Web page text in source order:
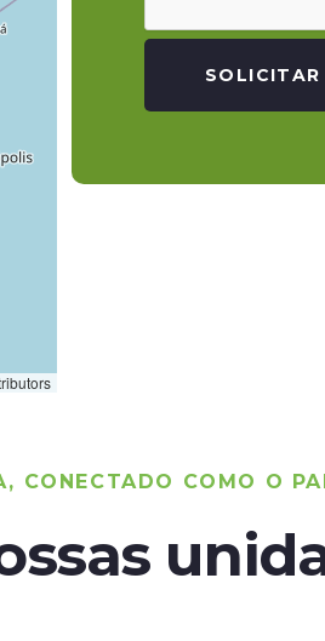
SOLICITAR
CONECTADO COMO O